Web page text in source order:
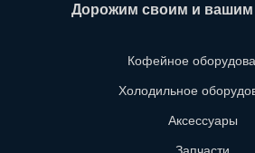
Дорожим своим и
Кофейное
Холодильное
Аксессуары
Запчасти